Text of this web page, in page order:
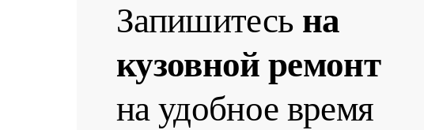
Запишитесь на
кузовной ремонт
на удобное время